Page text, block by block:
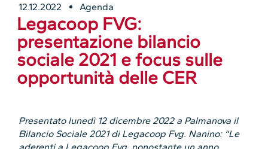
12.12.2022 Agenda
Legacoop FVG:
presentazione bilancio
sociale 2021 e focus sulle
opportunità delle CER
Presentato lunedì 12 dicembre 2022 a Palmanova il
Bilancio Sociale 2021 di Legacoop Fvg. Nanino: “Le